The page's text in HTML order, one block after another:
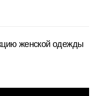
женской одежды